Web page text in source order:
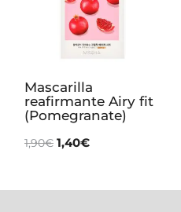
Mascarilla
reafirmante Airy fit
(Pomegranate)
1,90€ 1,40€